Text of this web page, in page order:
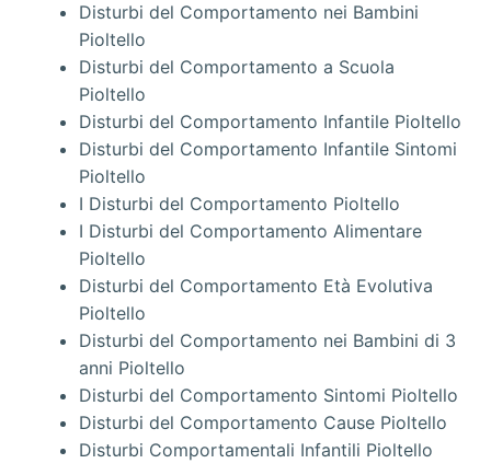
Disturbi del Comportamento nei Bambini
Pioltello
Disturbi del Comportamento a Scuola
Pioltello
Disturbi del Comportamento Infantile Pioltello
Disturbi del Comportamento Infantile Sintomi
Pioltello
I Disturbi del Comportamento Pioltello
I Disturbi del Comportamento Alimentare
Pioltello
Disturbi del Comportamento Età Evolutiva
Pioltello
Disturbi del Comportamento nei Bambini di 3
anni Pioltello
Disturbi del Comportamento Sintomi Pioltello
Disturbi del Comportamento Cause Pioltello
Disturbi Comportamentali Infantili Pioltello